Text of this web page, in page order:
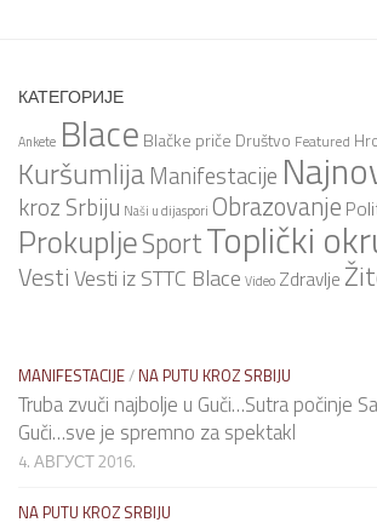
КАТЕГОРИЈЕ
Ankete Blace Blačke priče Društvo Featured
KuršumlijaManifestacije
kroz Srbiju Naši u dijaspori Obrazovanje
ProkupljeSportToplički
VestiVesti iz STTC Blace Video Zdravlje
MANIFESTACIJE/ NA PUTU KROZ SRBIJU
Truba zvuči najbolje u Guči…Sutra počinje
Guči…sve je spremno za spektakl
4. АВГУСТ 2016.
NA PUTU KROZ SRBIJU